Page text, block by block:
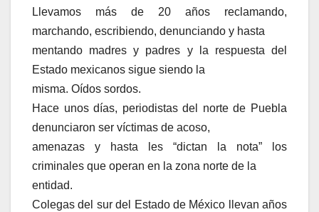
Llevamos más de 20 años reclamando,
marchando, escribiendo, denunciando y hasta
mentando madres y padres y la respuesta del
Estado mexicanos sigue siendo la
misma. Oídos sordos.
Hace unos días, periodistas del norte de Puebla
denunciaron ser víctimas de acoso,
amenazas y hasta les “dictan la nota” los
criminales que operan en la zona norte de la
entidad.
Colegas del sur del Estado de México llevan años